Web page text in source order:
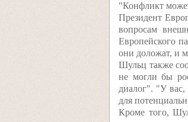
"Конфликт
Президент
вопросам
Европейского
они доложат, и
Шульц также
не могли бы
диалог". "У вас,
для
Кроме того,